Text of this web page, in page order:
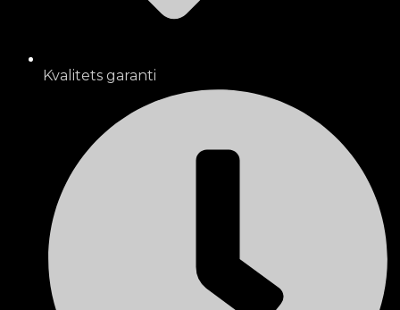
Kvalitets garanti